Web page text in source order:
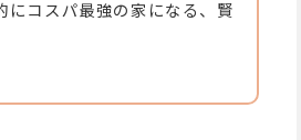
にコスパ最強の家になる、賢